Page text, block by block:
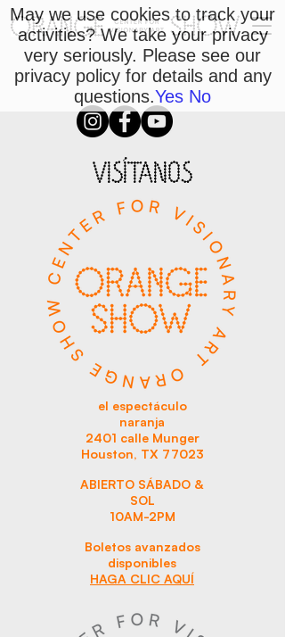
VISÍTANOS
el espectáculo
naranja
2401 calle Munger
Houston, TX 77023
ABIERTO SÁBADO &
SOL
10AM-2PM
Boletos avanzados
disponibles
HAGA CLIC AQUÍ
May we use cookies to track your
activities? We take your privacy
very seriously. Please see our
privacy policy for details and any
questions.Yes No